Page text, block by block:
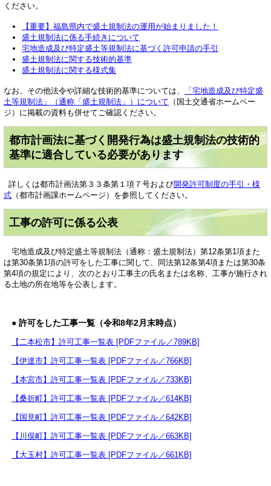
ください。
【重要】福島県内で盛土規制法の運用が始まりました！
盛土規制法に係る手続きについて
宅地造成及び特定盛土等規制法に基づく許可申請の手引
盛土規制法に関する技術的基準
盛土規制法に関する様式集
なお、その他法令や詳細な技術的基準については、
「宅地造成及び特定盛
土等規制法」（通称「盛土規制法」）について （国土交通省ホームペー
ジ）に掲載の資料も併せてご確認ください。
都市計画法に基づく開発行為は盛土規制法の技術的
基準に適合している必要があります
詳しくは都市計画法第３３条第１項７号および開発許可制度の手引・様
式 （都市計画課ホームページ）を参照してください。
工事の許可に係る公表
宅地造成及び特定盛土等規制法（通称：盛土規制法）第12条第1項また
は第30条第1項の許可をした工事に関して、同法第12条第4項または第30条
第4項の規定により、次のとおり工事主の氏名または名称、工事が施行され
る土地の所在地等を公表します。
● 許可をした工事一覧（令和8年2月末時点）
【二本松市】許可工事一覧表 [PDFファイル／789KB]
【伊達市】許可工事一覧表 [PDFファイル／766KB]
【本宮市】許可工事一覧表 [PDFファイル／733KB]
【桑折町】許可工事一覧表 [PDFファイル／614KB]
【国見町】許可工事一覧表 [PDFファイル／642KB]
【川俣町】許可工事一覧表 [PDFファイル／663KB]
【大玉村】許可工事一覧表 [PDFファイル／661KB]